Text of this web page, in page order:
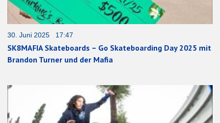
30. Juni 2025 17:47
SK8MAFIA Skateboards – Go Skateboarding Day 2025 mit
Brandon Turner und der Mafia